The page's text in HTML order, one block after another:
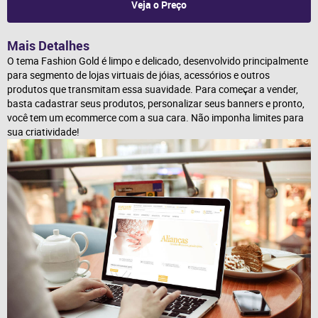
Veja o Preço
Mais Detalhes
O tema Fashion Gold é limpo e delicado, desenvolvido principalmente
para segmento de lojas virtuais de jóias, acessórios e outros
produtos que transmitam essa suavidade. Para começar a vender,
basta cadastrar seus produtos, personalizar seus banners e pronto,
você tem um ecommerce com a sua cara. Não imponha limites para
sua criatividade!